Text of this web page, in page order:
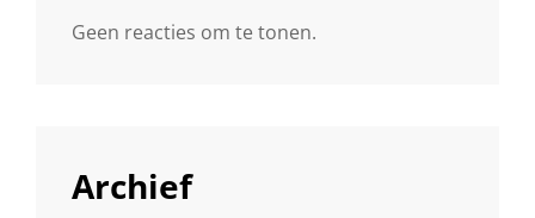
Geen reacties om te tonen.
Archief